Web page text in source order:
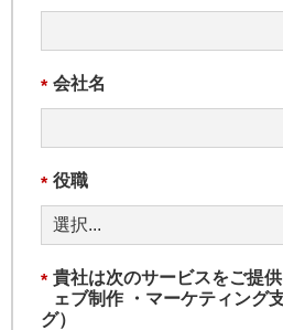
* 会社名
* 役職
* 貴社は次のサービスをご提
ェブ制作 ・マーケティング
グ）